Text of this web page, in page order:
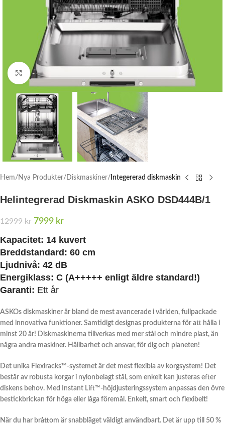
Click to enlarge
Hem Nya Produkter Diskmaskiner Integererad diskmaskin
Helintegrerad Diskmaskin ASKO DSD444B/1
12999kr 7999 kr
Kapacitet: 14 kuvert
Breddstandard: 60 cm
Ljudnivå: 42 dB
Energiklass: C (A+++++ enligt äldre standard!)
Garanti: Ett år
ASKOs diskmaskiner är bland de mest avancerade i världen, fullpackade
med innovativa funktioner. Samtidigt designas produkterna för att hålla i
minst 20 år! Diskmaskinerna tillverkas med mer stål och mindre plast, än
några andra maskiner. Hållbarhet och ansvar, för dig och planeten!
Det unika Flexiracks™-systemet är det mest flexibla av korgsystem! Det
består av robusta korgar i nylonbelagt stål, som enkelt kan justeras efter
diskens behov. Med Instant Lift™-höjdjusteringssystem anpassas den övre
bestickbrickan för höga eller låga föremål. Enkelt, smart och flexibelt!
När du har bråttom är snabbläget väldigt användbart. Det är upp till 50 %